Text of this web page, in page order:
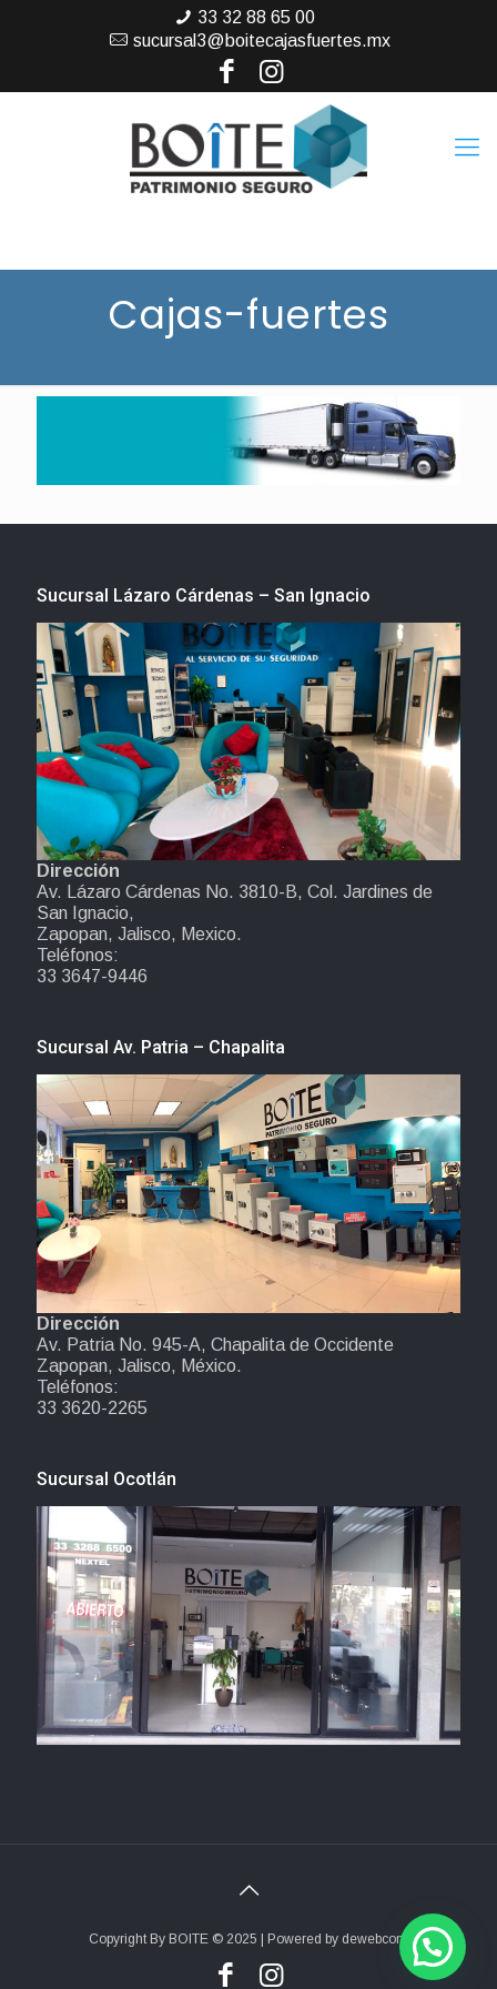
33 32 88 65 00
sucursal3@boitecajasfuertes.mx
Cajas-fuertes
Sucursal Lázaro Cárdenas – San Ignacio
Dirección
Av. Lázaro Cárdenas No. 3810-B, Col. Jardines de
San Ignacio,
Zapopan, Jalisco, Mexico.
Teléfonos:
33 3647-9446
Sucursal Av. Patria – Chapalita
Dirección
Av. Patria No. 945-A, Chapalita de Occidente
Zapopan, Jalisco, México.
Teléfonos:
33 3620-2265
Sucursal Ocotlán
Copyright By BOITE © 2025 | Powered by dewebcom